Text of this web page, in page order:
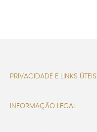
PRIVACIDADE E LINKS ÚTEIS
INFORMAÇÃO LEGAL